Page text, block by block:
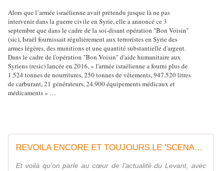
Alors que l’armée israélienne avait prétendu jusque là ne pas
intervenir dans la guerre civile en Syrie, elle a annoncé ce 3
septembre que dans le cadre de la soi-disant opération "Bon Voisin"
(sic), Israël fournissait régulièrement aux terroristes en Syrie des
armes légères, des munitions et une quantité substantielle d'argent.
Dans le cadre de l'opération "Bon Voisin" d'aide humanitaire aux
Syriens (resic) lancée en 2016, « l'armée israélienne a fourni plus de
1.524 tonnes de nourritures, 250 tonnes de vêtements, 947.520 litres
de carburant, 21 générateurs, 24.900 équipements médicaux et
médicaments » …
REVOILA ENCORE ET TOUJOURS LE 'SCENARIO DU DIABLE' : VERS UNE REUNIFICATION DE DAECH ET D'AL-QAIDA ET LA RELOCALISATION DES DJIHADISTES - MOINS de BIENS PLUS de LIENS
Et voilà qu'on parle au cœur de l'actualité du Levant, avec